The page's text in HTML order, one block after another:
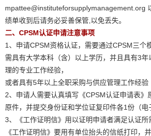
mpattee@instituteforsupplymanagement.org
绩单收到后请务必妥善保管,以免丢失。
二、CPSM认证申请注意事项
1、申请CPSM资格认证，需要通过CPSM三个
需具有大学本科（含）以上学历，并且具有3
理的专业工作经验，
或者具有5年以上全职采购与供应管理工作经验
2、申请人需要认真填写《CPSM认证申请表》
原件，并提交身份证和学位证复印件各1份（电
3、《工作证明信》用以证明申请者满足认证所
《工作证明信》要用有单位抬头的信纸打印，